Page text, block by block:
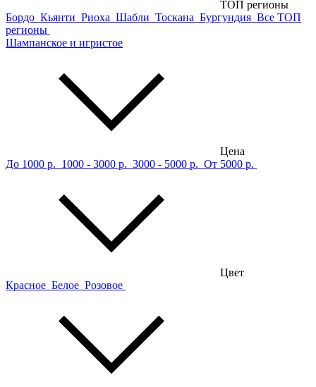
ТОП регионы
Бордо Кьянти Риоха Шабли Тоскана Бургундия Все ТОП
регионы
Шампанское и игристое
Цена
До 1000 р. 1000 - 3000 р. 3000 - 5000 р. От 5000 р.
Цвет
Красное Белое Розовое